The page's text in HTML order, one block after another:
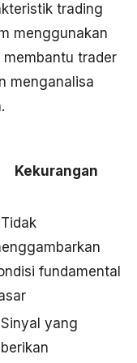
trading
menggunakan
trader
menganalisa
Kekurangan
fundamental
yang